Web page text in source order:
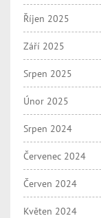
Říjen 2025
Září 2025
Srpen 2025
Únor 2025
Srpen 2024
Červenec 2024
Červen 2024
Květen 2024